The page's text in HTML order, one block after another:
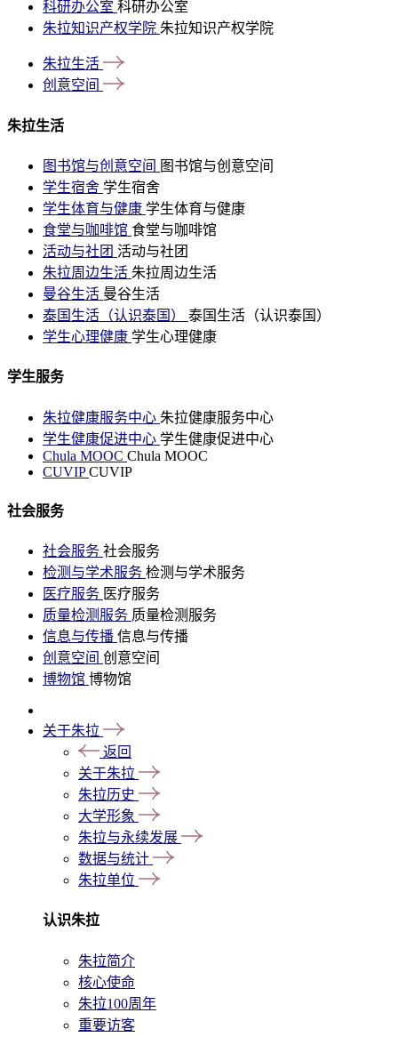
科研办公室 科研办公室
朱拉知识产权学院 朱拉知识产权学院
朱拉生活
创意空间
朱拉生活
图书馆与创意空间 图书馆与创意空间
学生宿舍 学生宿舍
学生体育与健康 学生体育与健康
食堂与咖啡馆 食堂与咖啡馆
活动与社团 活动与社团
朱拉周边生活 朱拉周边生活
曼谷生活 曼谷生活
泰国生活（认识泰国） 泰国生活（认识泰国）
学生心理健康 学生心理健康
学生服务
朱拉健康服务中心 朱拉健康服务中心
学生健康促进中心 学生健康促进中心
Chula MOOC Chula MOOC
CUVIPCUVIP
社会服务
社会服务 社会服务
检测与学术服务 检测与学术服务
医疗服务 医疗服务
质量检测服务 质量检测服务
信息与传播 信息与传播
创意空间 创意空间
博物馆 博物馆
关于朱拉
返回
关于朱拉
朱拉历史
大学形象
朱拉与永续发展
数据与统计
朱拉单位
认识朱拉
朱拉简介
核心使命
朱拉100周年
重要访客